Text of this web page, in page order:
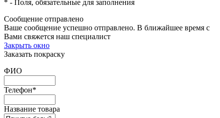
* - Поля, обязательные для заполнения
Сообщение отправлено
Ваше сообщение успешно отправлено. В ближайшее время с
Вами свяжется наш специалист
Закрыть окно
Заказать покраску
ФИО
Телефон*
Название товара